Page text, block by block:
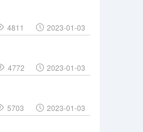
4811 2023-01-03
4772 2023-01-03
5703 2023-01-03